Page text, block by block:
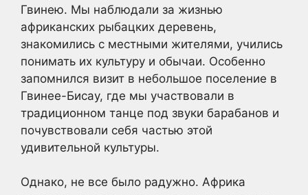
Гвинею. Мы наблюдали за жизнью
африканских рыбацких деревень,
знакомились с местными жителями, учились
понимать их культуру и обычаи. Особенно
запомнился визит в небольшое поселение в
Гвинее-Бисау, где мы участвовали в
традиционном танце под звуки барабанов и
почувствовали себя частью этой
удивительной культуры.
Однако, не все было радужно. Африка